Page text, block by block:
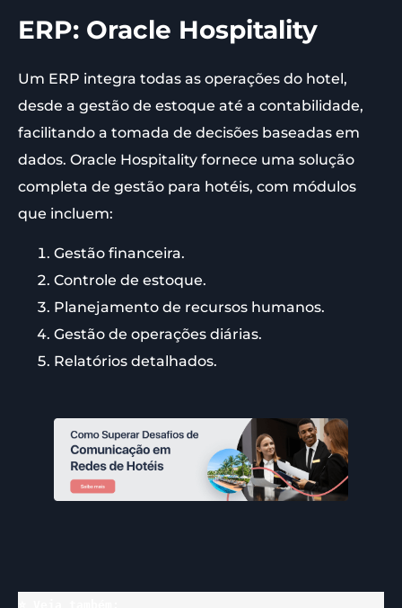
ERP: Oracle Hospitality
Um ERP integra todas as operações do hotel,
desde a gestão de estoque até a contabilidade,
facilitando a tomada de decisões baseadas em
dados. Oracle Hospitality fornece uma solução
completa de gestão para hotéis, com módulos
que incluem:
Gestão financeira.
Controle de estoque.
Planejamento de recursos humanos.
Gestão de operações diárias.
Relatórios detalhados.